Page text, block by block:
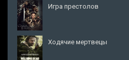
Игра престолов
Ходячие мертвецы